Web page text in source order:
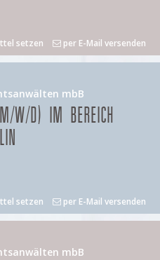
setzen per E-Mail versenden
mbB
W/D) IM BEREICH
setzen per E-Mail versenden
mbB